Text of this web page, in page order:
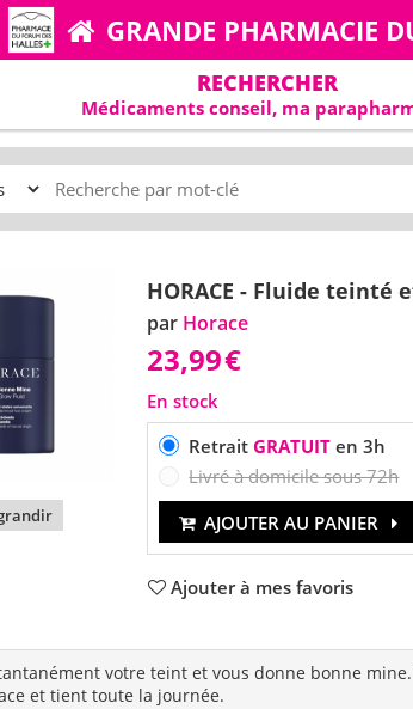
GRANDE PHARMACIE
RECHERCHER
Médicaments conseil, ma
HORACE - Fluide teinté
par Horace
23,99€
En stock
RetraitGRATUIT en 3h
Livré à domicile sous 72h
AJOUTER AU PANIER
Ajouter à mes favoris
votre teint et vous donne bonne
et tient toute la journée.